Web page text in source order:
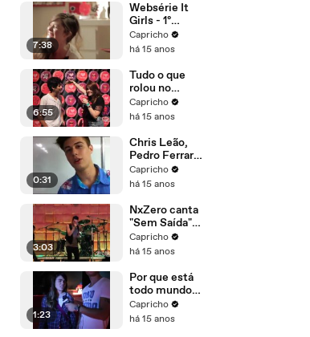
7:38
Websérie It
Girls - 1º
episódio
Capricho
há 15 anos
6:55
Tudo o que
rolou no
último dia de
NoCapricho!
Capricho
há 15 anos
0:31
Chris Leão,
Pedro Ferraro
e Pedro
Negrini dão
NoCAPRICHO
Capricho
há 15 anos
3:03
NxZero canta
"Sem Saída"
ao vivo no
NoCAPRICHO
Capricho
há 15 anos
1:23
Por que está
todo mundo
de xadrez no
NoCapricho?
Capricho
há 15 anos